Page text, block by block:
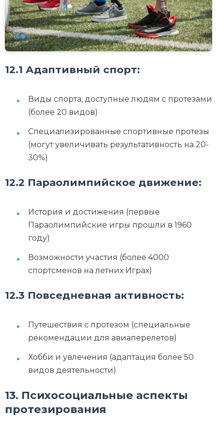
12.1 Адаптивный спорт:
Виды спорта, доступные людям с протезами
(более 20 видов)
Специализированные спортивные протезы
(могут увеличивать результативность на 20-
30%)
12.2 Параолимпийское движение:
История и достижения (первые
Параолимпийские игры прошли в 1960
году)
Возможности участия (более 4000
спортсменов на летних Играх)
12.3 Повседневная активность:
Путешествия с протезом (специальные
рекомендации для авиаперелетов)
Хобби и увлечения (адаптация более 50
видов деятельности)
13. Психосоциальные аспекты
протезирования